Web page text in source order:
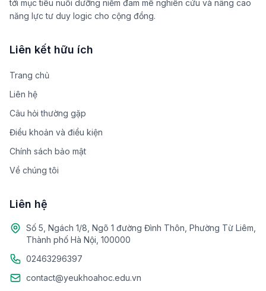
tới mục tiêu nuôi dưỡng niềm đam mê nghiên cứu và nâng cao
năng lực tư duy logic cho cộng đồng.
Liên kết hữu ích
Trang chủ
Liên hệ
Câu hỏi thường gặp
Điều khoản và điều kiện
Chính sách bảo mật
Về chúng tôi
Liên hệ
Số 5, Ngách 1/8, Ngõ 1 đường Đình Thôn, Phường Từ Liêm,
Thành phố Hà Nội, 100000
02463296397
contact@yeukhoahoc.edu.vn